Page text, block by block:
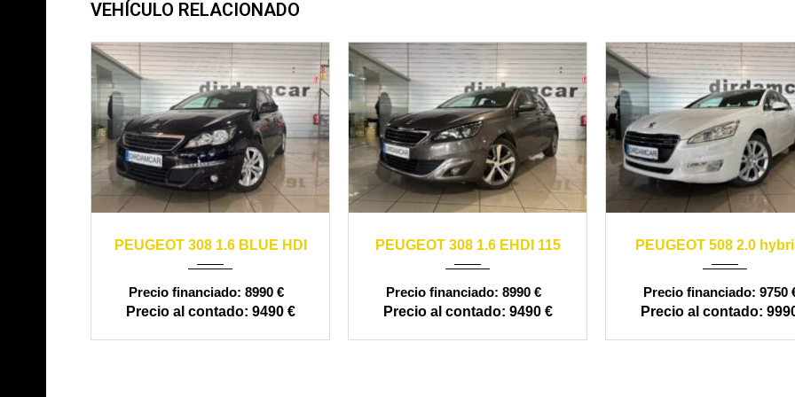
VEHÍCULO RELACIONADO
PEUGEOT 308 1.6 BLUE HDI
8990 €
9490 €
PEUGEOT 308 1.6 EHDI 115
8990 €
9490 €
120000
PEUGEOT 508 2.0
9750